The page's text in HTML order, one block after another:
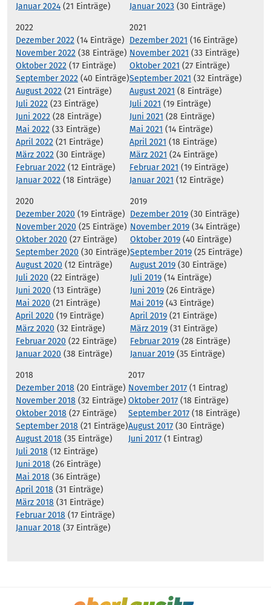
Januar 2024 (21 Einträge)
Januar 2023 (30 Einträge)
2022
Dezember 2022 (14 Einträge)
November 2022 (38 Einträge)
Oktober 2022 (17 Einträge)
September 2022 (40 Einträge)
August 2022 (21 Einträge)
Juli 2022 (23 Einträge)
Juni 2022 (28 Einträge)
Mai 2022 (33 Einträge)
April 2022 (21 Einträge)
März 2022 (30 Einträge)
Februar 2022 (12 Einträge)
Januar 2022 (18 Einträge)
2021
Dezember 2021 (16 Einträge)
November 2021 (33 Einträge)
Oktober 2021 (27 Einträge)
September 2021 (32 Einträge)
August 2021 (8 Einträge)
Juli 2021 (19 Einträge)
Juni 2021 (28 Einträge)
Mai 2021 (14 Einträge)
April 2021 (18 Einträge)
März 2021 (24 Einträge)
Februar 2021 (19 Einträge)
Januar 2021 (12 Einträge)
2020
Dezember 2020 (19 Einträge)
November 2020 (25 Einträge)
Oktober 2020 (27 Einträge)
September 2020 (30 Einträge)
August 2020 (12 Einträge)
Juli 2020 (22 Einträge)
Juni 2020 (13 Einträge)
Mai 2020 (21 Einträge)
April 2020 (19 Einträge)
März 2020 (32 Einträge)
Februar 2020 (22 Einträge)
Januar 2020 (38 Einträge)
2019
Dezember 2019 (30 Einträge)
November 2019 (34 Einträge)
Oktober 2019 (40 Einträge)
September 2019 (25 Einträge)
August 2019 (30 Einträge)
Juli 2019 (14 Einträge)
Juni 2019 (26 Einträge)
Mai 2019 (43 Einträge)
April 2019 (21 Einträge)
März 2019 (31 Einträge)
Februar 2019 (28 Einträge)
Januar 2019 (35 Einträge)
2018
Dezember 2018 (20 Einträge)
November 2018 (32 Einträge)
Oktober 2018 (27 Einträge)
September 2018 (21 Einträge)
August 2018 (35 Einträge)
Juli 2018 (12 Einträge)
Juni 2018 (26 Einträge)
Mai 2018 (36 Einträge)
April 2018 (31 Einträge)
März 2018 (31 Einträge)
Februar 2018 (17 Einträge)
Januar 2018 (37 Einträge)
2017
November 2017 (1 Eintrag)
Oktober 2017 (18 Einträge)
September 2017 (18 Einträge)
August 2017 (30 Einträge)
Juni 2017 (1 Eintrag)